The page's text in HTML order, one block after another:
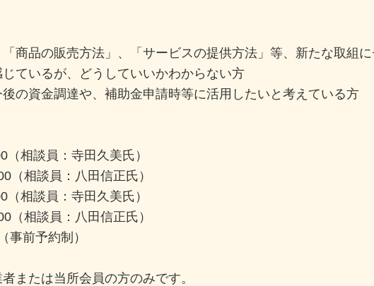
「商品の販売方法」、「サービスの提供方法」等、新たな取組
じているが、どうしていいかわからない方
後の資金調達や、補助金申請時等に活用したいと考えている方
相談員：寺田久美氏）
相談員：八田信正氏）
相談員：寺田久美氏）
相談員：八田信正氏）
前予約制）
または当所会員の方のみです。